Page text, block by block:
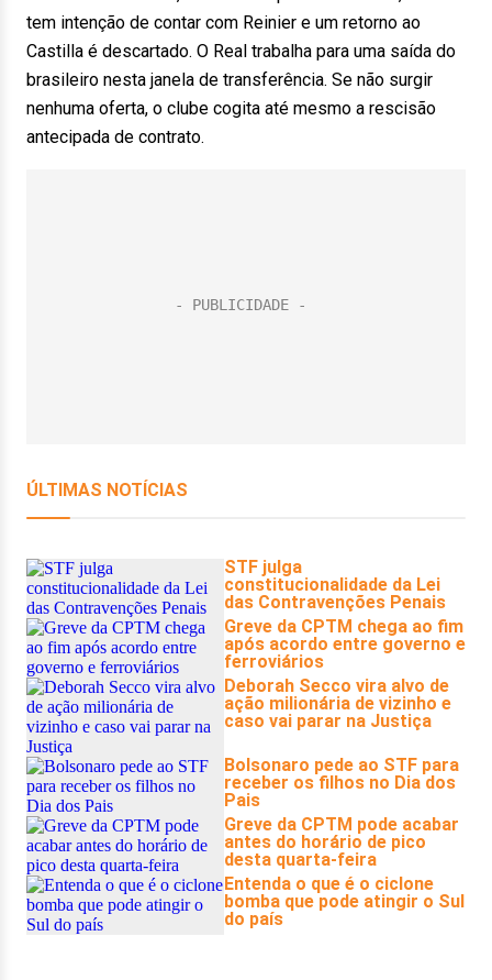
tem intenção de contar com Reinier e um retorno ao
Castilla é descartado. O Real trabalha para uma saída do
brasileiro nesta janela de transferência. Se não surgir
nenhuma oferta, o clube cogita até mesmo a rescisão
antecipada de contrato.